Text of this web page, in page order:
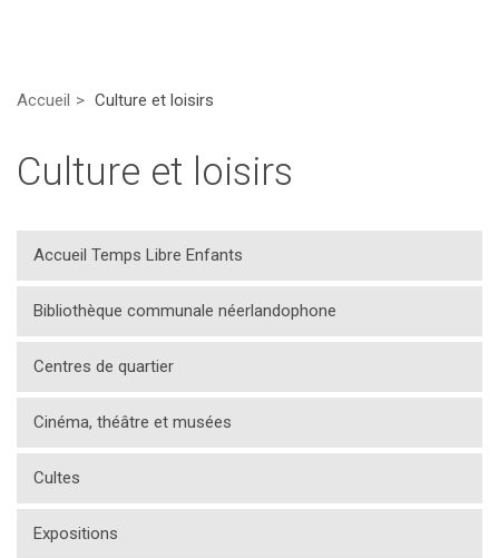
Accueil Culture et loisirs
Culture et loisirs
Accueil Temps Libre Enfants
Bibliothèque communale néerlandophone
Centres de quartier
Cinéma, théâtre et musées
Cultes
Expositions